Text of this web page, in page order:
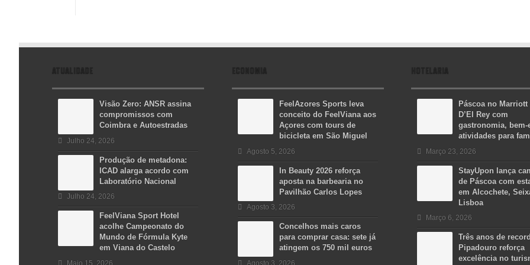
ATUALIDADE
Visão Zero: ANSR assina
compromissos com
Coimbra e Autoestradas
Julho 24, 2026
Produção de metadona:
ICAD alarga acordo com
Laboratório Nacional
Julho 24, 2026
FeelViana Sport Hotel
acolhe Campeonato do
Mundo de Fórmula Kyte
em Viana do Castelo
Maio 15, 2026
ECONOMIA
FeelAzores Sports leva
conceito do FeelViana aos
Açores com tours de
bicicleta em São Miguel
Agosto 5, 2026
In Beauty 2026 reforça
aposta na barbearia no
Pavilhão Carlos Lopes
Agosto 3, 2026
Concelhos mais caros
para comprar casa: sete já
atingem os 750 mil euros
Agosto 3, 2026
HOTELARIA
Páscoa no Marriott
D’El Rey com
gastronomia, bem-
atividades para
Março 23, 2026
StayUpon lança
de Páscoa com
em Alcochete,
Lisboa
Março 6, 2026
Três anos de
Pipadouro reforça
excelência no